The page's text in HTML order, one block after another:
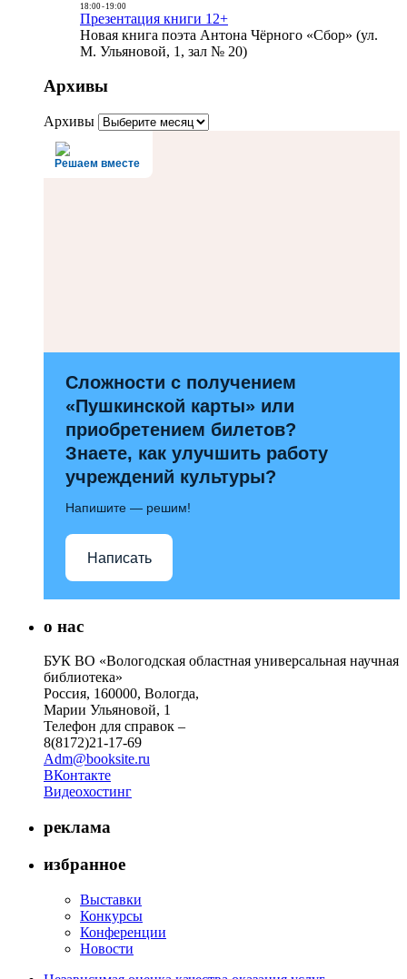
18:00- 19:00
Презентация книги 12+
Новая книга поэта Антона Чёрного «Сбор» (ул.
М. Ульяновой, 1, зал № 20)
Архивы
Архивы
Решаем вместе
Сложности с получением
«Пушкинской карты» или
приобретением билетов?
Знаете, как улучшить работу
учреждений культуры?
Напишите — решим!
Написать
о нас
БУК ВО «Вологодская областная универсальная научная
библиотека»
Россия, 160000, Вологда,
Марии Ульяновой, 1
Телефон для справок –
8(8172)21-17-69
Adm@booksite.ru
ВКонтакте
Видеохостинг
реклама
избранное
Выставки
Конкурсы
Конференции
Новости